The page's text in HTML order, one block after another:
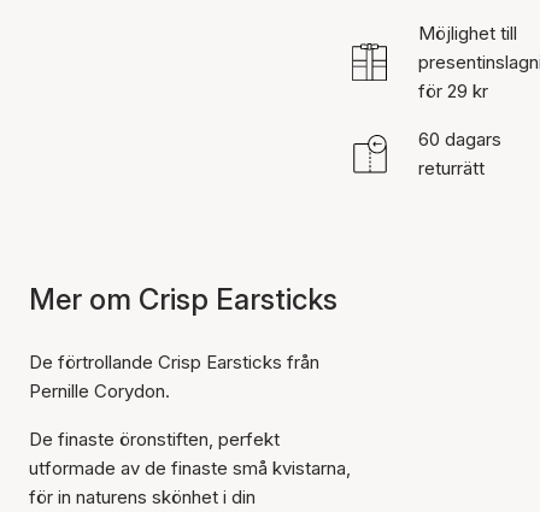
Möjlighet till
för 29 kr
60 dagars
returrätt
Mer om Crisp Earsticks
De förtrollande Crisp Earsticks från
Pernille Corydon.
De finaste öronstiften, perfekt
utformade av de finaste små kvistarna,
för in naturens skönhet i din